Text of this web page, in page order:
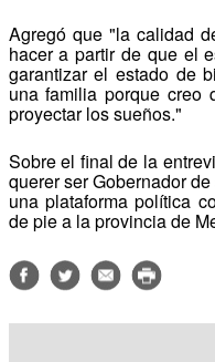
Agregó que "la calidad
hacer a partir de que el
garantizar el estado de
una familia porque creo
proyectar los sueños."
Sobre el final de la
querer ser Gobernador
una plataforma política
de pie a la provincia de